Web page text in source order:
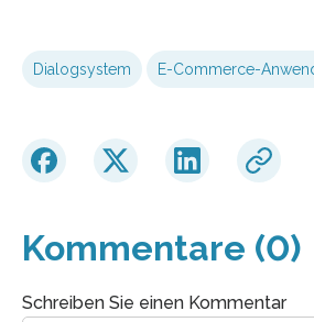
Dialogsystem E-Commerce-
Kommentare (0)
Schreiben Sie einen Kommentar